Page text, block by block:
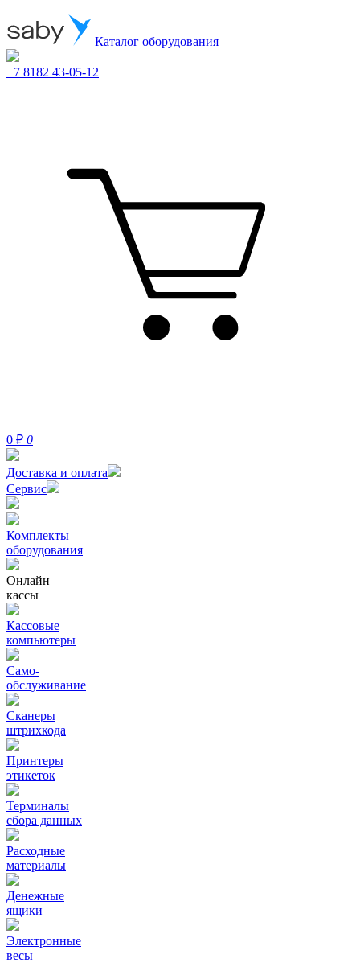
Каталог оборудования
+7 8182 43-05-12
0 ₽ 0
Доставка и оплата
Сервис
Комплекты
оборудования
Онлайн
кассы
Кассовые
компьютеры
Само-
обслуживание
Сканеры
штрихкода
Принтеры
этикеток
Терминалы
сбора данных
Расходные
материалы
Денежные
ящики
Электронные
весы